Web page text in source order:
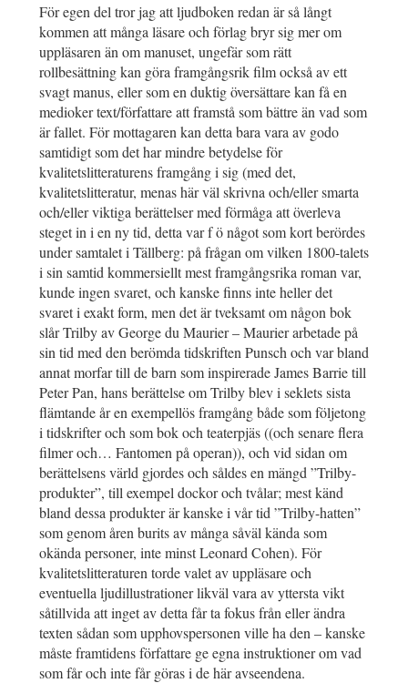
För egen del tror jag att ljudboken redan är så långt
kommen att många läsare och förlag bryr sig mer om
uppläsaren än om manuset, ungefär som rätt
rollbesättning kan göra framgångsrik film också av ett
svagt manus, eller som en duktig översättare kan få en
medioker text/författare att framstå som bättre än vad som
är fallet. För mottagaren kan detta bara vara av godo
samtidigt som det har mindre betydelse för
kvalitetslitteraturens framgång i sig (med det,
kvalitetslitteratur, menas här väl skrivna och/eller smarta
och/eller viktiga berättelser med förmåga att överleva
steget in i en ny tid, detta var f ö något som kort berördes
under samtalet i Tällberg: på frågan om vilken 1800-talets
i sin samtid kommersiellt mest framgångsrika roman var,
kunde ingen svaret, och kanske finns inte heller det
svaret i exakt form, men det är tveksamt om någon bok
slår Trilby av George du Maurier – Maurier arbetade på
sin tid med den berömda tidskriften Punsch och var bland
annat morfar till de barn som inspirerade James Barrie till
Peter Pan, hans berättelse om Trilby blev i seklets sista
flämtande år en exempellös framgång både som följetong
i tidskrifter och som bok och teaterpjäs ((och senare flera
filmer och… Fantomen på operan)), och vid sidan om
berättelsens värld gjordes och såldes en mängd ”Trilby-
produkter”, till exempel dockor och tvålar; mest känd
bland dessa produkter är kanske i vår tid ”Trilby-hatten”
som genom åren burits av många såväl kända som
okända personer, inte minst Leonard Cohen). För
kvalitetslitteraturen torde valet av uppläsare och
eventuella ljudillustrationer likväl vara av yttersta vikt
såtillvida att inget av detta får ta fokus från eller ändra
texten sådan som upphovspersonen ville ha den – kanske
måste framtidens författare ge egna instruktioner om vad
som får och inte får göras i de här avseendena.